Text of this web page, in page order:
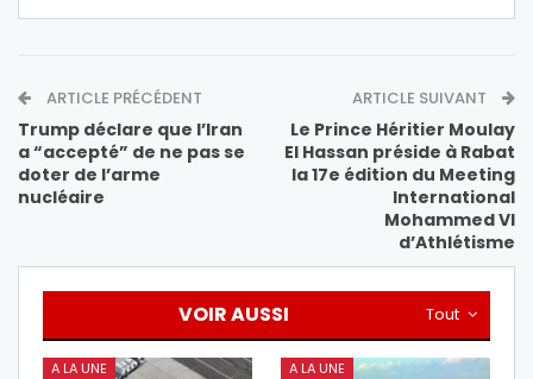
ARTICLE PRÉCÉDENT
Trump déclare que l’Iran
a “accepté” de ne pas se
doter de l’arme
nucléaire
ARTICLE SUIVANT
Le Prince Héritier Moulay
El Hassan préside à Rabat
la 17e édition du Meeting
International
Mohammed VI
d’Athlétisme
Tout
VOIR AUSSI
A LA UNE A LA UNE